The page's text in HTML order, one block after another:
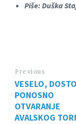
Piše: Duška
Previous
VESELO,
PONOSNO
OTVARANJE
AVALSKOG